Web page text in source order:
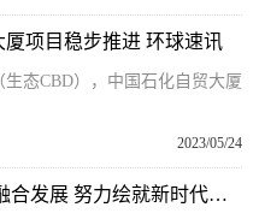
项目稳步推进 环球速讯
态CBD），中国石化自贸大厦
2023/05/24
加快产业提质升级 促进农文旅融合发展 努力绘就新时代黄山乡村振兴美丽图景|动态焦点